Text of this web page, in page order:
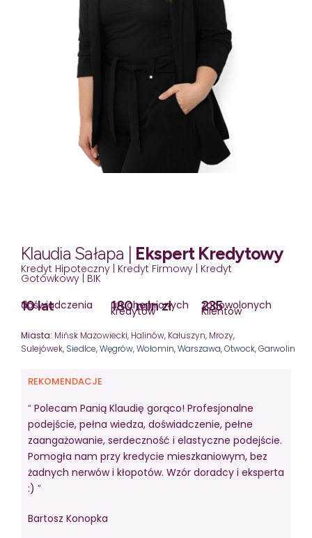
Klaudia Sałapa | Ekspert Kredytowy
Kredyt Hipoteczny | Kredyt Firmowy | Kredyt
Gotówkowy | BIK
10 lat
doświadczenia 180 mln zł
uruchomionych
kredytów 235
zadowolonych
Klientów
Miasta: Mińsk Mazowiecki, Halinów, Kałuszyn, Mrozy,
Sulejówek, Siedlce,Węgrów,Wołomin,Warszawa,Otwock,Garwolin
REKOMENDACJE
“ Polecam Panią Klaudię gorąco! Profesjonalne
podejście, pełna wiedza, doświadczenie, pełne
zaangażowanie, serdeczność i elastyczne podejście.
Pomogła nam przy kredycie mieszkaniowym, bez
żadnych nerwów i kłopotów. Wzór doradcy i eksperta
:) ”
Bartosz Konopka